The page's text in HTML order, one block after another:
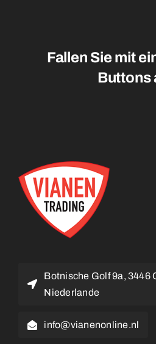
Fallen Sie mit
Botnische Golf 9a, 3446
Niederlande
info@vianenonline.nl